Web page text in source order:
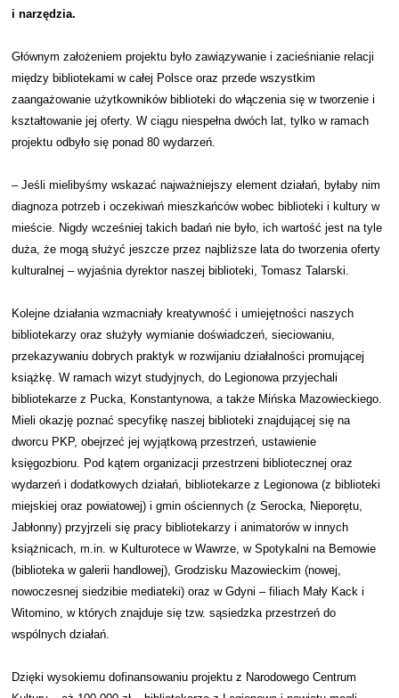
i narzędzia.
Głównym założeniem projektu było zawiązywanie i zacieśnianie relacji
między bibliotekami w całej Polsce oraz przede wszystkim
zaangażowanie użytkowników biblioteki do włączenia się w tworzenie i
kształtowanie jej oferty. W ciągu niespełna dwóch lat, tylko w ramach
projektu odbyło się ponad 80 wydarzeń.
– Jeśli mielibyśmy wskazać najważniejszy element działań, byłaby nim
diagnoza potrzeb i oczekiwań mieszkańców wobec biblioteki i kultury w
mieście. Nigdy wcześniej takich badań nie było, ich wartość jest na tyle
duża, że mogą służyć jeszcze przez najbliższe lata do tworzenia oferty
kulturalnej – wyjaśnia dyrektor naszej biblioteki, Tomasz Talarski.
Kolejne działania wzmacniały kreatywność i umiejętności naszych
bibliotekarzy oraz służyły wymianie doświadczeń, sieciowaniu,
przekazywaniu dobrych praktyk w rozwijaniu działalności promującej
książkę. W ramach wizyt studyjnych, do Legionowa przyjechali
bibliotekarze z Pucka, Konstantynowa, a także Mińska Mazowieckiego.
Mieli okazję poznać specyfikę naszej biblioteki znajdującej się na
dworcu PKP, obejrzeć jej wyjątkową przestrzeń, ustawienie
księgozbioru. Pod kątem organizacji przestrzeni bibliotecznej oraz
wydarzeń i dodatkowych działań, bibliotekarze z Legionowa (z biblioteki
miejskiej oraz powiatowej) i gmin ościennych (z Serocka, Nieporętu,
Jabłonny) przyjrzeli się pracy bibliotekarzy i animatorów w innych
książnicach, m.in. w Kulturotece w Wawrze, w Spotykalni na Bemowie
(biblioteka w galerii handlowej), Grodzisku Mazowieckim (nowej,
nowoczesnej siedzibie mediateki) oraz w Gdyni – filiach Mały Kack i
Witomino, w których znajduje się tzw. sąsiedzka przestrzeń do
wspólnych działań.
Dzięki wysokiemu dofinansowaniu projektu z Narodowego Centrum